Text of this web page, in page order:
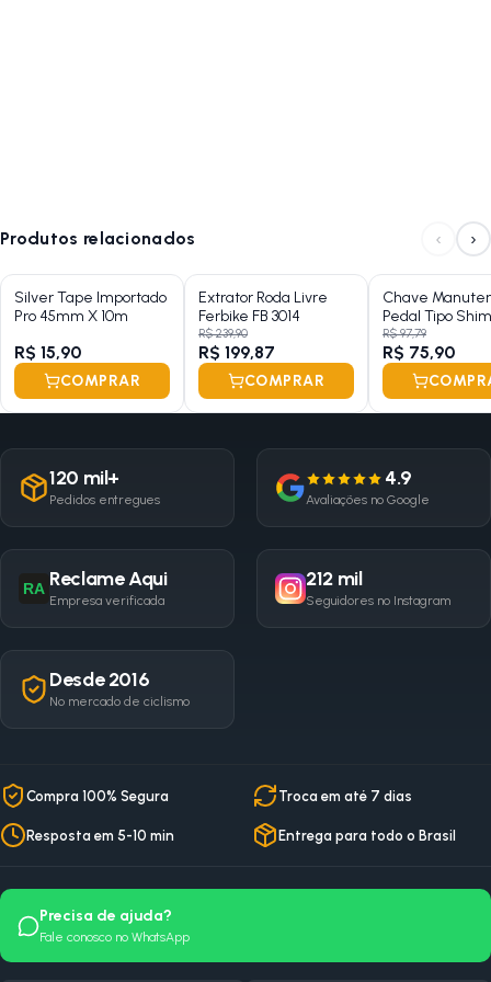
Produtos relacionados ‹ ›
Silver Tape Importado
Pro 45mm X 10m
R$ 15,90
COMPRAR
Extrator Roda Livre
Ferbike FB 3014
R$ 239,90
R$ 199,87
COMPRAR
Chave
Pedal Tipo
Ferbike FB 3008
R$ 97,79
R$ 75,90
120 mil+
Pedidos entregues
4.9
Avaliações no Google
RA Reclame Aqui
Empresa verificada
212 mil
Seguidores no Instagram
Desde 2016
No mercado de ciclismo
Compra 100% Segura Troca em até 7 dias
Resposta em 5-10 min Entrega para todo o Brasil
Precisa de ajuda?
Fale conosco no WhatsApp